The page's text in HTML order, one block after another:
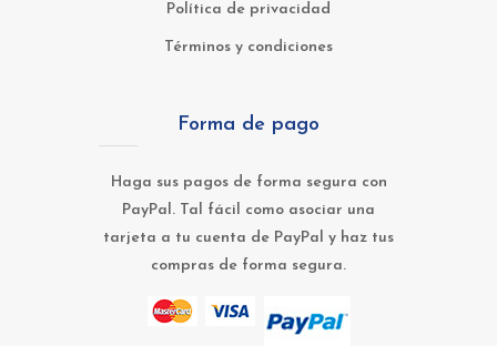
Política de privacidad
Términos y condiciones
Forma de pago
Haga sus pagos de forma segura con
PayPal. Tal fácil como asociar una
tarjeta a tu cuenta de PayPal y haz tus
compras de forma segura.